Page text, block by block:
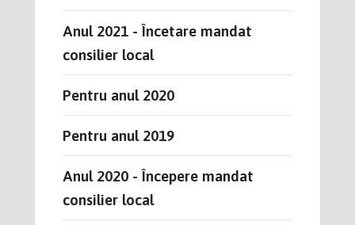
Anul 2021 - Încetare mandat
consilier local
Pentru anul 2020
Pentru anul 2019
Anul 2020 - Începere mandat
consilier local